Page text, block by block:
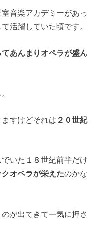
音楽アカデミーがあっ
活躍していた頃です。
てあんまりオペラが盛ん
ますけどそれは ２０世紀
いた１８世紀前半だけ
オペラが栄えたのかな
のが出てきて一気に押さ